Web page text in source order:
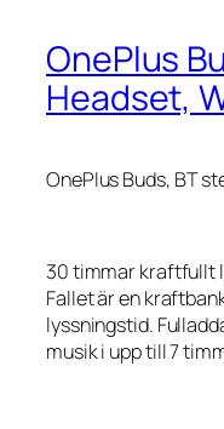
OnePlus
Headset,
OnePlus Buds, BT
30 timmar kraftfullt
Fallet är en
lyssningstid.
musik i upp till 7